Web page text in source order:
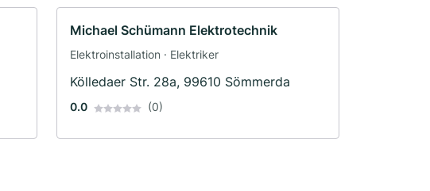
Michael Schümann Elektrotechnik
Elektroinstallation · Elektriker
Kölledaer Str. 28a, 99610 Sömmerda
0.0 (0)